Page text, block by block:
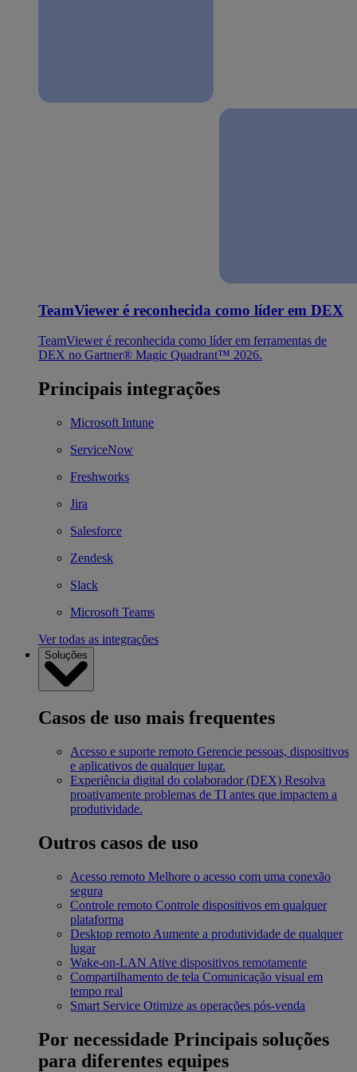
TeamViewer é reconhecida como líder em DEX
TeamViewer é reconhecida como líder em ferramentas de
DEX no Gartner® Magic Quadrant™ 2026.
Principais integrações
Microsoft Intune
ServiceNow
Freshworks
Jira
Salesforce
Zendesk
Slack
Microsoft Teams
Ver todas as integrações
Soluções
Casos de uso mais frequentes
Acesso e suporte remoto Gerencie pessoas, dispositivos
e aplicativos de qualquer lugar.
Experiência digital do colaborador (DEX) Resolva
proativamente problemas de TI antes que impactem a
produtividade.
Outros casos de uso
Acesso remoto Melhore o acesso com uma conexão
segura
Controle remoto Controle dispositivos em qualquer
plataforma
Desktop remoto Aumente a produtividade de qualquer
lugar
Wake-on-LAN Ative dispositivos remotamente
Compartilhamento de tela Comunicação visual em
tempo real
Smart Service Otimize as operações pós-venda
Por necessidade Principais soluções
para diferentes equipes